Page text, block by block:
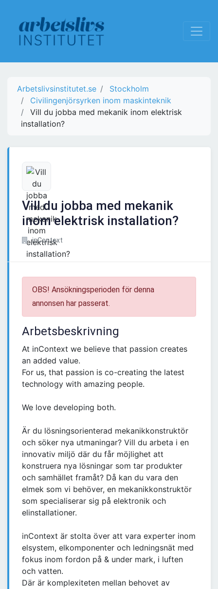
Arbetslivsinstitutet.se
Stockholm
Civilingenjörsyrken inom maskinteknik
Vill du jobba med mekanik inom elektrisk
installation?
Vill du jobba med mekanik
inom elektrisk installation?
inContext
OBS! Ansökningsperioden för denna
annonsen har passerat.
Arbetsbeskrivning
At inContext we believe that passion creates
an added value.
For us, that passion is co-creating the latest
technology with amazing people.
We love developing both.
Är du lösningsorienterad mekanikkonstruktör
och söker nya utmaningar? Vill du arbeta i en
innovativ miljö där du får möjlighet att
konstruera nya lösningar som tar produkter
och samhället framåt? Då kan du vara den
elmek som vi behöver, en mekanikkonstruktör
som specialiserar sig på elektronik och
elinstallationer.
inContext är stolta över att vara experter inom
elsystem, elkomponenter och ledningsnät med
fokus inom fordon på & under mark, i luften
och vatten.
Där är komplexiteten mellan behovet av